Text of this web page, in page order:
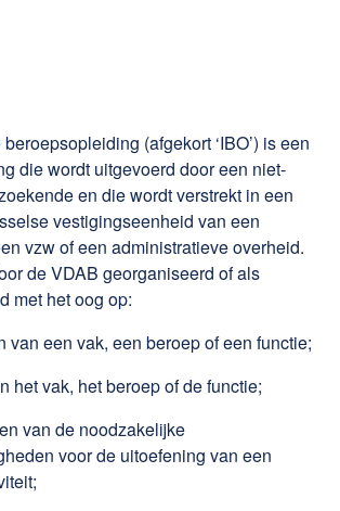
(afgekort ‘IBO’) is een
die wordt uitgevoerd door een niet-
en die wordt verstrekt in een
vestigingseenheid van een
vzw of een administratieve overheid.
de VDAB georganiseerd of als
met het oog op:
van een vak, een beroep of een functie;
het vak, het beroep of de functie;
van de noodzakelijke
voor de uitoefening van een